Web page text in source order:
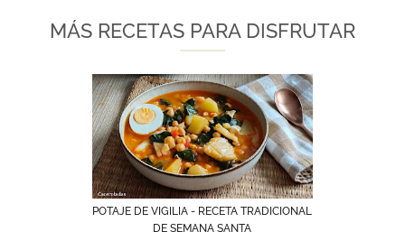
MÁS RECETAS PARA DISFRUTAR
POTAJE DE VIGILIA - RECETA TRADICIONAL
DE SEMANA SANTA